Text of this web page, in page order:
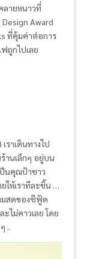
ลายหนาวที่
Award
ที่คุ้มค่าต่อการ
ถูกไปเลย
ราเดินทางไป
านเล็กๆ อยู่บน
นคุณป้าชาว
ให้เราทีละชิ้น …
มสดของซีฟู้ด
ไม่คาวเลย โดย
..